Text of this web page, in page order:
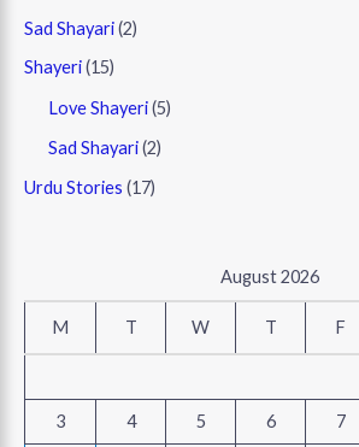
Sad Shayari(2)
Shayeri(15)
Love Shayeri(5)
Sad Shayari(2)
Urdu Stories (17)
August 2026
M T W T F
3 4 5 6 7